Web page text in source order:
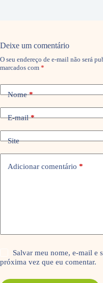
Deixe um comentário
O seu endereço de e-mail não será
marcados com *
Nome*
E-mail*
Site
Adicionar comentário *
Salvar meu nome, e-mail e
próxima vez que eu comentar.